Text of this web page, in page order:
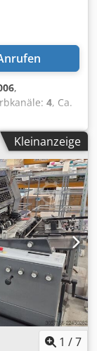
,
4, Ca.
SAPC-
Lackierung
N D Usmask
Kleinanzeige
1 /7